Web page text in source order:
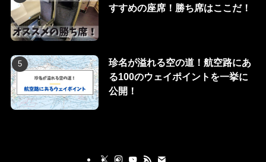
すすめの座席！勝ち席はここだ！
珍名が溢れる空の道！航空路にあ
る100のウェイポイントを一挙に
公開！